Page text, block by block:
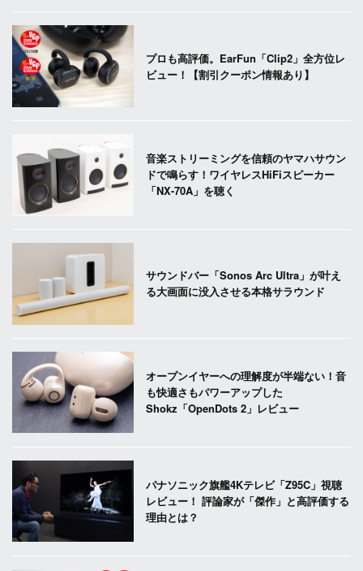
プロも高評価。EarFun「Clip2」全方位レ
ビュー！【割引クーポン情報あり】
音楽ストリーミングを信頼のヤマハサウン
ドで鳴らす！ワイヤレスHiFiスピーカー
「NX-70A」を聴く
サウンドバー「Sonos Arc Ultra」が叶え
る大画面に没入させる本格サラウンド
オープンイヤーへの理解度が半端ない！音
も快適さもパワーアップした
Shokz「OpenDots 2」レビュー
パナソニック旗艦4Kテレビ「Z95C」視聴
レビュー！ 評論家が「傑作」と高評価する
理由とは？